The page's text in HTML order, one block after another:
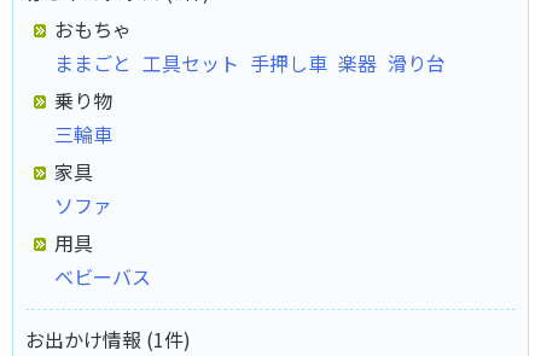
おもちゃ
ままごと 工具セット 手押し車 楽器 滑り台
乗り物
三輪車
家具
ソファ
用具
ベビーバス
お出かけ情報 (1件)